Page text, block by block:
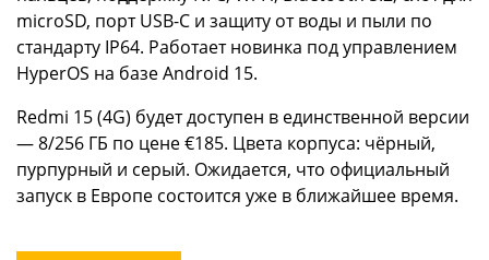
microSD, порт USB-C и защиту от воды и пыли по
стандарту IP64. Работает новинка под управлением
HyperOS на базе Android 15.
Redmi 15 (4G) будет доступен в единственной версии
— 8/256 ГБ по цене €185. Цвета корпуса: чёрный,
пурпурный и серый. Ожидается, что официальный
запуск в Европе состоится уже в ближайшее время.